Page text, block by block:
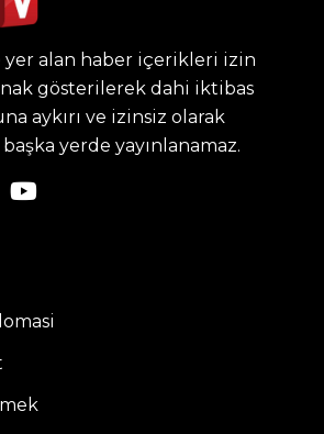
yer alan haber içerikleri izin
gösterilerek dahi iktibas
aykırı ve izinsiz olarak
yerde yayınlanamaz.